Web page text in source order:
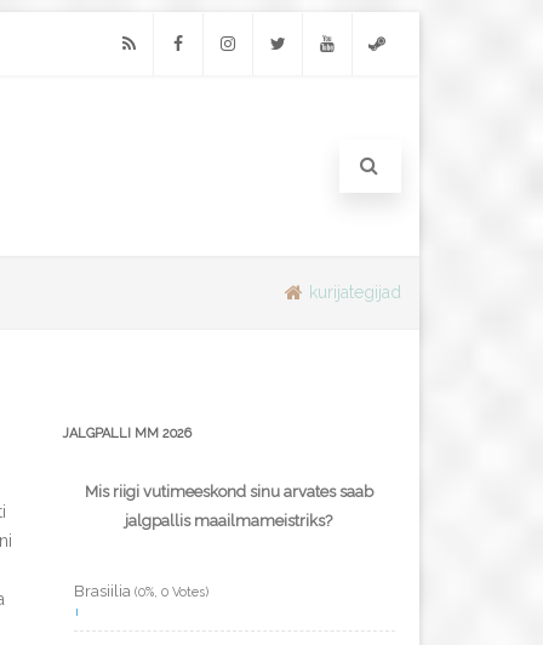
kurijategijad
JALGPALLI MM 2026
Mis riigi vutimeeskond sinu arvates saab
jalgpallis maailmameistriks?
Brasiilia (0%, 0 Votes)